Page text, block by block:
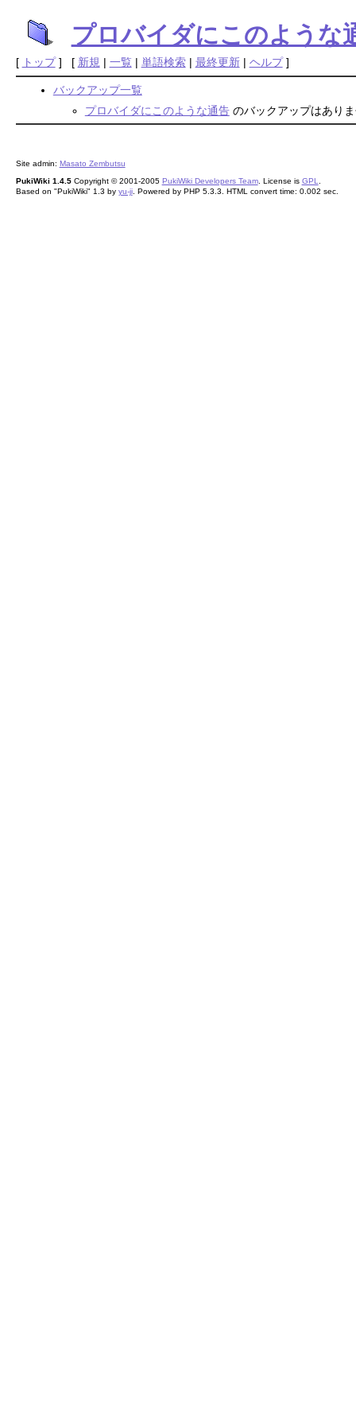
プロバイダにこのような
[ トップ] [ 新規 | 一覧 | 単語検索| 最終更新| ヘルプ]
バックアップ一覧
プロバイダにこのような通告のバックアップはあり
Site admin: Masato Zembutsu
PukiWiki 1.4.5Copyright © 2001-2005 PukiWiki Developers Team. License is GPL
Based on "PukiWiki" 1.3 by yu-ji. Powered by PHP 5.3.3. HTML convert time: 0.002 sec.